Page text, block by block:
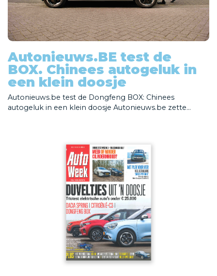
Autonieuws.BE test de
BOX. Chinees autogeluk in
een klein doosje
Autonieuws.be test de Dongfeng BOX: Chinees
autogeluk in een klein doosje Autonieuws.be zette...